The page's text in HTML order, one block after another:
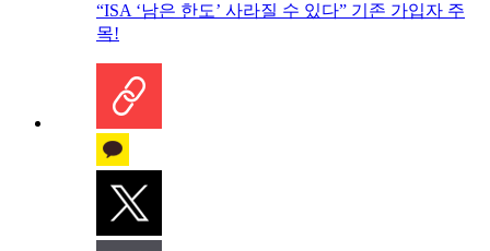
“ISA ‘남은 한도’ 사라질 수 있다” 기존 가입자 주
목!